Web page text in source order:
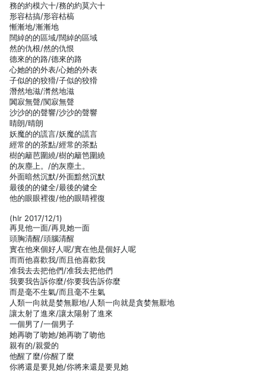
務的約模六十/務的約莫六十
形容枯搞/形容枯槁
慚漸地/漸漸地
闊綽的的區域/闊綽的區域
然的仇根/然的仇恨
德來的的路/德來的路
心她的的外表/心她的外表
子似的的狡猾/子似的狡猾
潛然地滋/潸然地滋
闐寂無聲/闃寂無聲
沙沙的的聲響/沙沙的聲響
睛朗/晴朗
妖魔的的謊言/妖魔的謊言
經常的的茶點/經常的茶點
樹的籬芭圍繞/樹的籬笆圍繞
的灰塵上。/的灰塵土。
外面暗然沉默/外面黯然沉默
最後的的健全/最後的健全
他的眼眼裡復/他的眼睛裡復
(hlr 2017/12/1)
再見他一面/再見她一面
頭胸清醒/頭腦清醒
實在他來個好人呢/實在他是個好人呢
而而他喜歡我/而且他喜歡我
准我去去把他們/准我去把他們
我要我告訴你麼/你要我告訴你麼
而是毫不生氣/而且毫不生氣
人類一向就是婪無厭地/人類一向就是貪婪無厭地
讓太射了進來/讓太陽射了進來
一個男了/一個男子
她再吻了吻她/她再吻了吻他
親有的/親愛的
他醒了麼/你醒了麼
你將還是要見她/你將来還是要見她